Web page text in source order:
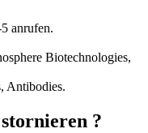
anrufen.
Biotechnologies,
Antibodies.
?